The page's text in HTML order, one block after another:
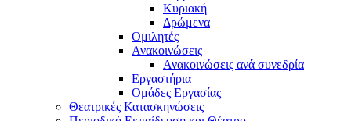
Κυριακή
Δρώμενα
Ομιλητές
Ανακοινώσεις
Ανακοινώσεις ανά συνεδρία
Εργαστήρια
Ομάδες Εργασίας
Θεατρικές Κατασκηνώσεις